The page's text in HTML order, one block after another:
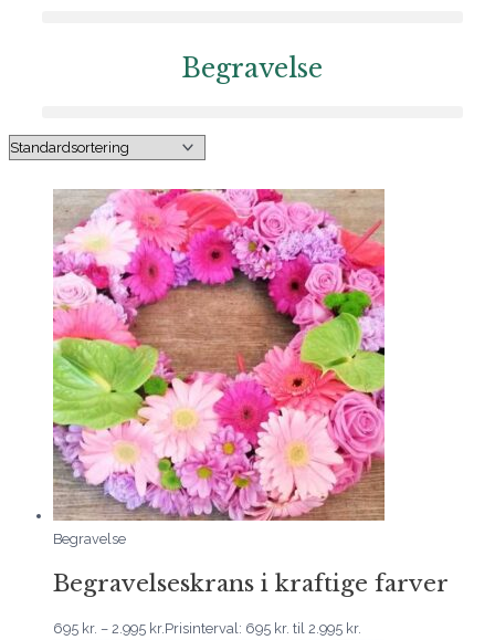
Begravelse
Begravelse
Begravelseskrans i kraftige farver
695 kr. – 2.995 kr. Prisinterval: 695 kr. til 2.995 kr.